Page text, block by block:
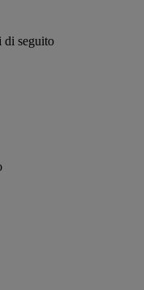
di seguito